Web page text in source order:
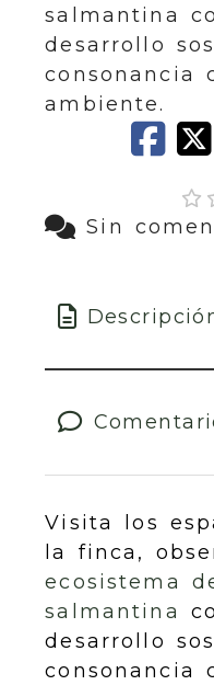
salmantina
desarrollo
consonancia
ambiente.
Sin
Visita los
la finca,
ecosistema
salmantina
desarrollo
consonancia